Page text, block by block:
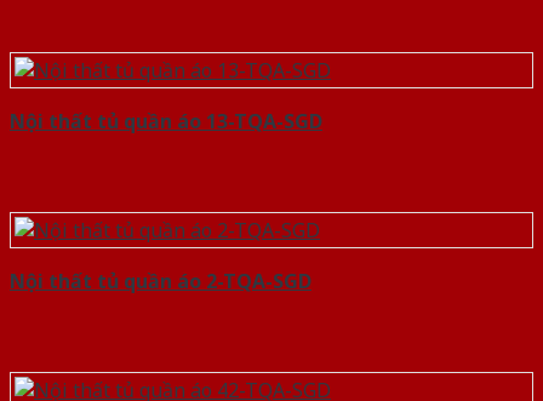
Nội thất tủ quần áo 13-TQA-SGD
Nội thất tủ quần áo 2-TQA-SGD